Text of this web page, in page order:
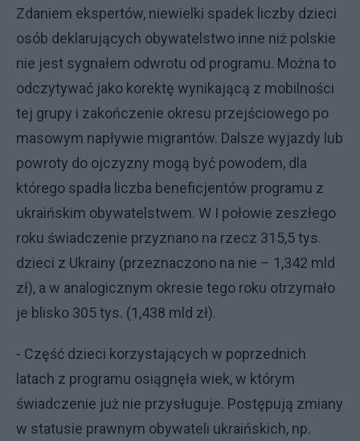
Zdaniem ekspertów, niewielki spadek liczby dzieci
osób deklarujących obywatelstwo inne niż polskie
nie jest sygnałem odwrotu od programu. Można to
odczytywać jako korektę wynikającą z mobilności
tej grupy i zakończenie okresu przejściowego po
masowym napływie migrantów. Dalsze wyjazdy lub
powroty do ojczyzny mogą być powodem, dla
którego spadła liczba beneficjentów programu z
ukraińskim obywatelstwem. W I połowie zeszłego
roku świadczenie przyznano na rzecz 315,5 tys.
dzieci z Ukrainy (przeznaczono na nie – 1,342 mld
zł), a w analogicznym okresie tego roku otrzymało
je blisko 305 tys. (1,438 mld zł).
- Część dzieci korzystających w poprzednich
latach z programu osiągnęła wiek, w którym
świadczenie już nie przysługuje. Postępują zmiany
w statusie prawnym obywateli ukraińskich, np.